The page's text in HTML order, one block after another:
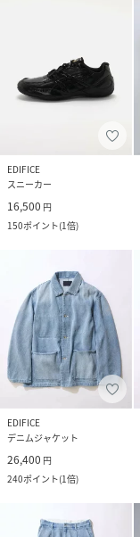
EDIFICE
スニーカー
16,500 円
150ポイント(1倍)
EDIFICE
デニムジャケット
26,400 円
240ポイント(1倍)